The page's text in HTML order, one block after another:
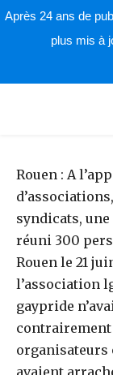
Après 24 ans de
plus mis à
Rouen : A
syndicats,
réuni 300
Rouen le 21
l’association
gaypride
contrairement
organisateurs
avaient